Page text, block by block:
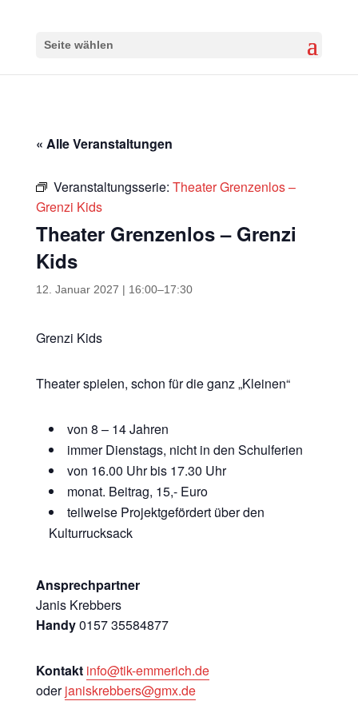
Seite wählen
« Alle Veranstaltungen
Veranstaltungsserie: Theater Grenzenlos –
Grenzi Kids
Theater Grenzenlos – Grenzi
Kids
12. Januar 2027 | 16:00–17:30
Grenzi Kids
Theater spielen, schon für die ganz „Kleinen“
von 8 – 14 Jahren
immer Dienstags, nicht in den Schulferien
von 16.00 Uhr bis 17.30 Uhr
monat. Beitrag, 15,- Euro
teilweise Projektgefördert über den
Kulturrucksack
Ansprechpartner
Janis Krebbers
Handy0157 35584877
Kontakt info@tik-emmerich.de
oderjaniskrebbers@gmx.de